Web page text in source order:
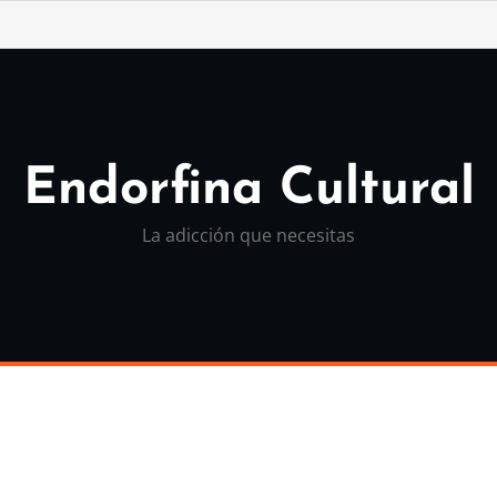
Endorfina Cultural
La adicción que necesitas